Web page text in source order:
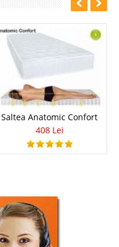
Saltea Anatomic Confort
408 Lei